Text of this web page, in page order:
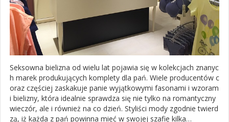
Seksowna bielizna od wielu lat pojawia się w kolekcjach znanyc
h marek produkujących komplety dla pań. Wiele producentów c
oraz częściej zaskakuje panie wyjątkowymi fasonami i wzoram
i bielizny, która idealnie sprawdza się nie tylko na romantyczny
wieczór, ale i również na co dzień. Styliści mody zgodnie twierd
zą, iż każda z pań powinna mieć w swojej szafie kilka…